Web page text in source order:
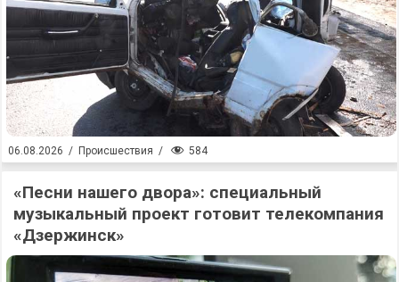
06.08.2026 / Происшествия / 584
«Песни нашего двора»: специальный
музыкальный проект готовит телекомпания
«Дзержинск»